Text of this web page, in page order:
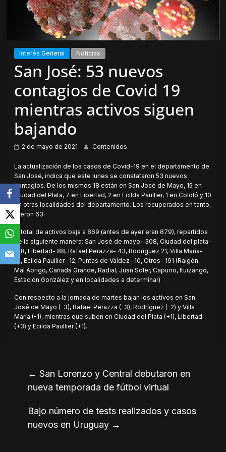
Interés General Noticias
San José: 53 nuevos
contagios de Covid 19
mientras activos siguen
bajando
2 de mayo de 2021 Contenidos
La actualización de los casos de Covid-19 en el departamento de
San José, indica que este lunes se constataron 53 nuevos
contagios. De los mismos 18 están en San José de Mayo, 15 en
Ciudad del Plata, 7 en Libertad, 2 en Ecilda Paullier, 1 en Cololó y 10
en otras localidades del departamento. Los recuperados en tanto,
fueron 63.
El total de activos baja a 869 (antes de ayer eran 879), repartidos
de la siguiente manera: San José de mayo- 308, Ciudad del plata-
188, Libertad- 88, Rafael Perazza- 43, Rodríguez 21, Villa María-
14, Ecilda Paullier- 12, Puntas de Valdez- 10, Otros- 191 (Raigón,
Mal Abrigo, Cañada Grande, Radial, Juan Soler, Capurro, Ituizangó,
Estación González y en localidades a determinar)
Con respecto a la jornada de martes bajan los activos en San
José de Mayo (-3), Rafael Perazza (-3), Rodríguez (-2) y Villa
María (-1), mientras que suben en Ciudad del Plata (+1), Libertad
(+3) y Ecilda Paullier (+1).
← San Lorenzo y Central debutaron en
nueva temporada de fútbol virtual
Bajo número de tests realizados y casos
nuevos en Uruguay →